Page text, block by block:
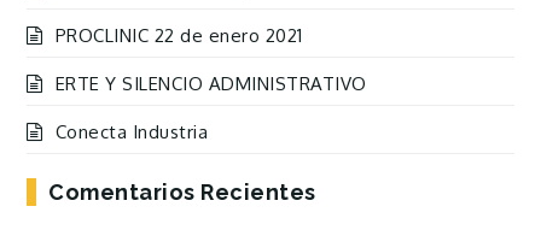
PROCLINIC 22 de enero 2021
ERTE Y SILENCIO ADMINISTRATIVO
Conecta Industria
Comentarios Recientes